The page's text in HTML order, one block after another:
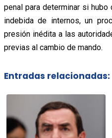
penal para determinar si
indebida de internos, un
presión inédita a las
previas al cambio de mando.
Entradas relacionadas: